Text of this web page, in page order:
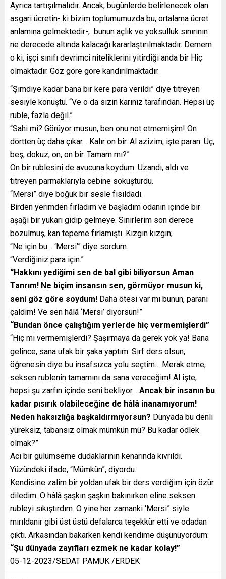
Ayrıca tartışılmalıdır. Ancak, bugünlerde belirlenecek olan
asgari ücretin- ki bizim toplumumuzda bu, ortalama ücret
anlamına gelmektedir-, bunun açlık ve yoksulluk sınırının
ne derecede altında kalacağı kararlaştırılmaktadır. Demem
o ki, işçi sınıfı devrimci niteliklerini yitirdiği anda bir Hiç
olmaktadır. Göz göre göre kandırılmaktadır.
“Şimdiye kadar bana bir kere para verildi” diye titreyen
sesiyle konuştu. “Ve o da sizin karınız tarafından. Hepsi üç
ruble, fazla değil.”
“Sahi mi? Görüyor musun, ben onu not etmemişim! On
dörtten üç daha çıkar… Kalır on bir. Al azizim, işte paran: Üç,
beş, dokuz, on, on bir. Tamam mı?”
On bir rublesini de avucuna koydum. Uzandı, aldı ve
titreyen parmaklarıyla cebine sokuşturdu.
“Mersi” diye boğuk bir sesle fısıldadı.
Birden yerimden fırladım ve başladım odanın içinde bir
aşağı bir yukarı gidip gelmeye. Sinirlerim son derece
bozulmuş, kan tepeme fırlamıştı. Kızgın kızgın;
“Ne için bu… ‘Mersi’” diye sordum.
“Verdiğiniz para için.”
“Hakkını yediğimi sen de bal gibi biliyorsun Aman
Tanrım! Ne biçim insansın sen, görmüyor musun ki,
seni göz göre soydum! Daha ötesi var mı bunun, paranı
çaldım! Ve sen hâlâ ‘Mersi’ diyorsun!”
“Bundan önce çalıştığım yerlerde hiç vermemişlerdi”
“Hiç mi vermemişlerdi? Şaşırmaya da gerek yok ya! Bana
gelince, sana ufak bir şaka yaptım. Sırf ders olsun,
öğrenesin diye bu insafsızca yolu seçtim… Merak etme,
seksen rublenin tamamını da sana vereceğim! Al işte,
hepsi şu zarfın içinde seni bekliyor… Ancak bir insanın bu
kadar pısırık olabileceğine de hâlâ inanamıyorum!
Neden haksızlığa başkaldırmıyorsun? Dünyada bu denli
yüreksiz, tabansız olmak mümkün mü? Bu kadar ödlek
olmak?”
Acı bir gülümseme dudaklarının kenarında kıvrıldı.
Yüzündeki ifade, “Mümkün”, diyordu.
Kendisine zalim bir yoldan ufak bir ders verdiğim için özür
diledim. O hâlâ şaşkın şaşkın bakınırken eline seksen
rubleyi sıkıştırdım. O yine her zamanki ‘Mersi” siyle
mırıldanır gibi üst üstü defalarca teşekkür etti ve odadan
çıktı. Arkasından bakarken kendi kendime düşünüyordum:
“Şu dünyada zayıfları ezmek ne kadar kolay!”
05-12-2023/SEDAT PAMUK /ERDEK